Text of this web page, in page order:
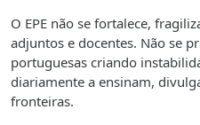
O EPE não se fortalece,
adjuntos e docentes. Não se
portuguesas criando
diariamente a ensinam,
fronteiras.